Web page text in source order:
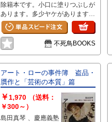
除籍本です。小口に塗りつぶしが
あります。多少ヤケがあります。
第2版。
不死鳥BOOKS
アート・ローの事件簿 盗品・
贋作と「芸術の本質」篇
￥ 1,970
（送料：
￥300～）
島田真琴 、慶應義塾